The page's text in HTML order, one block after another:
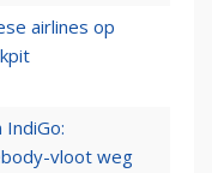
airlines op
vloot weg